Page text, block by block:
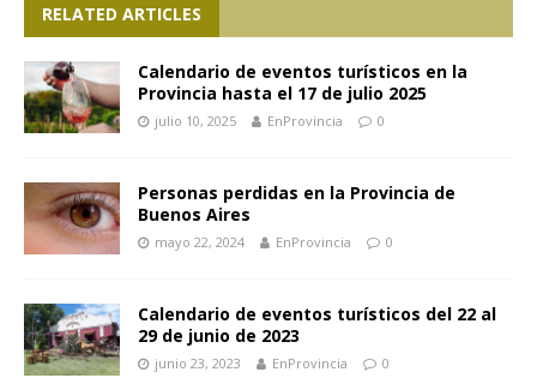
RELATED ARTICLES
Calendario de eventos turísticos en la
Provincia hasta el 17 de julio 2025
julio 10, 2025 EnProvincia 0
Personas perdidas en la Provincia de
Buenos Aires
mayo 22, 2024 EnProvincia 0
Calendario de eventos turísticos del 22 al
29 de junio de 2023
junio 23, 2023 EnProvincia 0